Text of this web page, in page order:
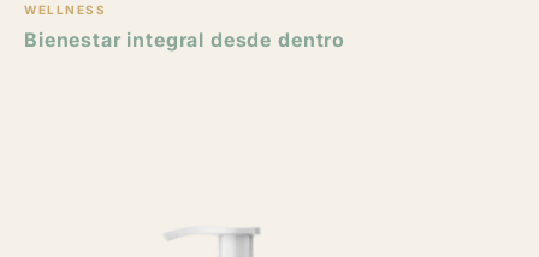
WELLNESS
Bienestar integral desde dentro